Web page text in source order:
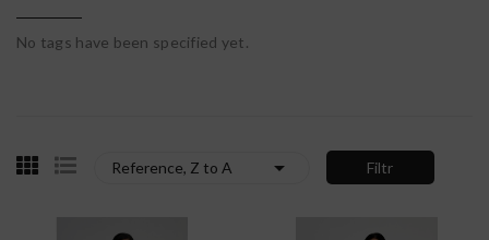
No tags have been specified yet.
Reference, Z to A  Filtr